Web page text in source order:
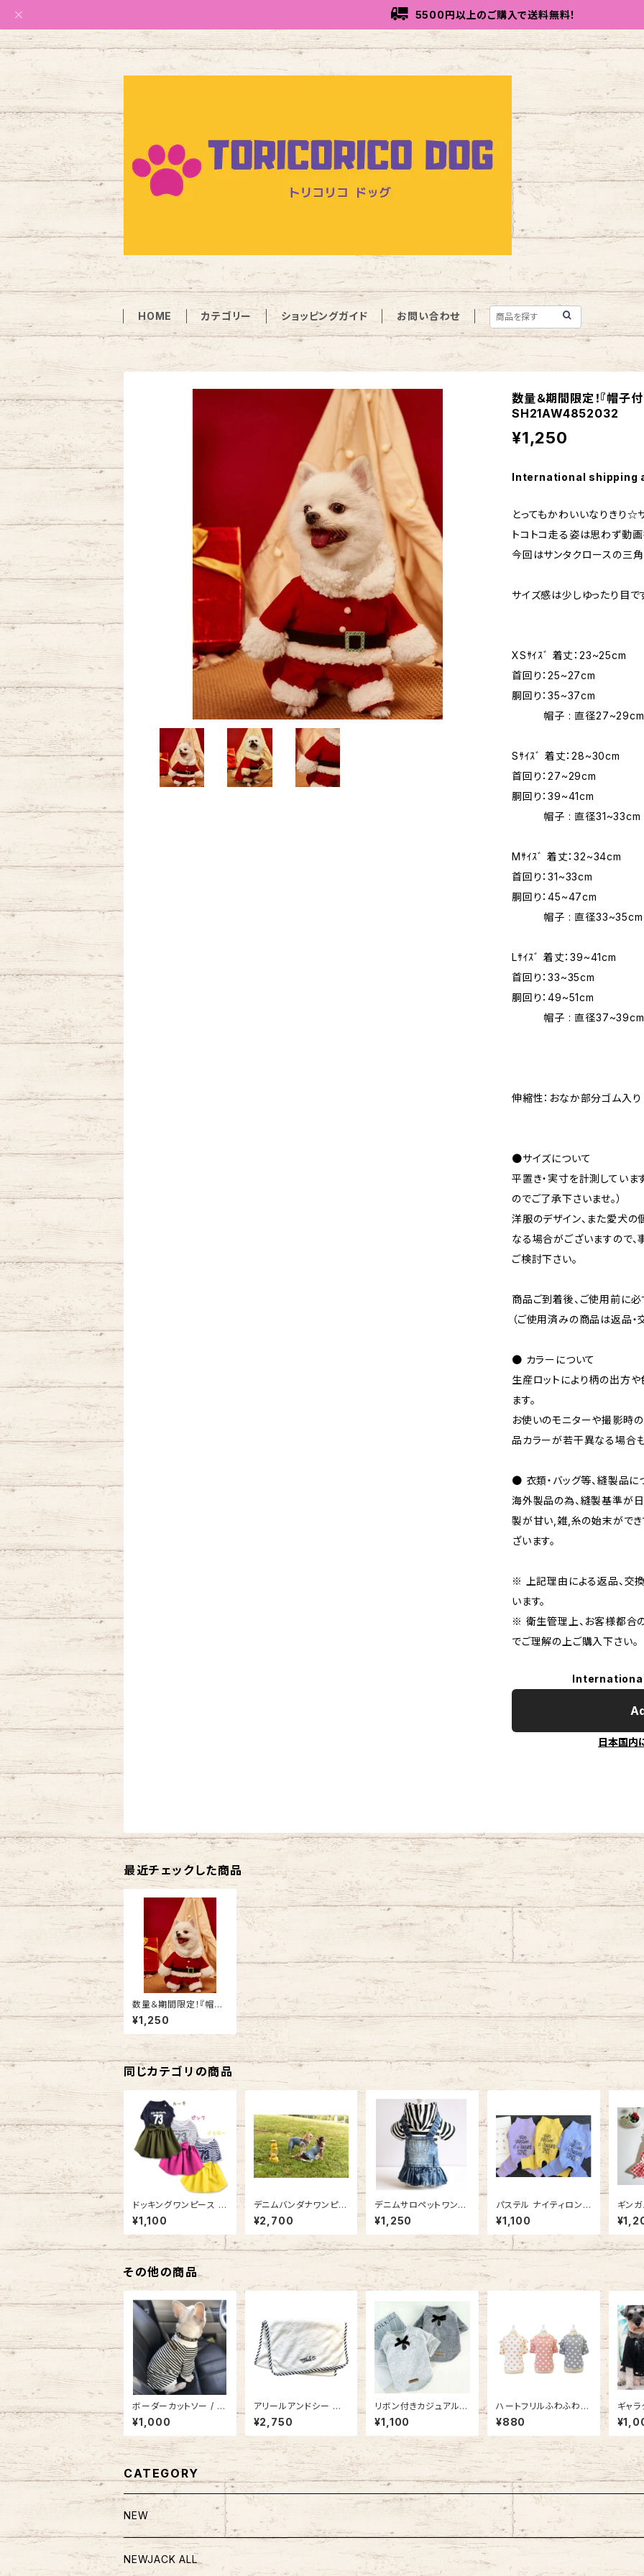
5500円以上のご購入で送料無料！
HOME カテゴリー ショッピングガイド お問い合わせ
数量＆期間限定！『帽子
SH21AW4852032
¥1,250
International shipping
とってもかわいいなりきり☆
トコトコ走る姿は思わず動
今回はサンタクロースの三
サイズ感は少しゆったり目で
XSｻｲｽﾞ 着丈：23~25cm
首回り：25~27cm
胴回り：35~37cm
帽子 : 直径27~29cm
Sｻｲｽﾞ 着丈：28~30cm
首回り：27~29cm
胴回り：39~41cm
帽子 : 直径31~33cm
Mｻｲｽﾞ 着丈：32~34cm
首回り：31~33cm
胴回り：45~47cm
帽子 : 直径33~35cm
Lｻｲｽﾞ 着丈：39~41cm
首回り：33~35cm
胴回り：49~51cm
帽子 : 直径37~39cm
伸縮性：おなか部分ゴム入り
●サイズについて
平置き・実寸を計測していま
のでご了承下さいませ。）
洋服のデザイン、また愛犬
なる場合がございますので、
ご検討下さい。
商品ご到着後、ご使用前に
（ご使用済みの商品は返品・
● カラーについて
生産ロットにより柄の出方
ます。
お使いのモニターや撮影時
品カラーが若干異なる場合も
● 衣類・バッグ等、縫製品に
海外製品の為、縫製基準が
製が甘い,雑,糸の始末がで
ざいます。
※ 上記理由による返品、交
います。
※ 衛生管理上、お客様都合
でご理解の上ご購入下さい。
日本国内
最近チェックした商品
数量＆期間限定！『帽子
付き』Xmasサンタコス
チューム SH21AW485
2032
¥1,250
同じカテゴリの商品
ドッキングワンピース N
B20AW1404010
¥1,100
デニムバンダナワンピー
ス BR20AW144588
¥2,700
デニムサロペットワンピ
ース / NB20AW8475
328
¥1,250
パステル ナイティロンパ
ース NB20AW52011
¥1,100
ギン
ース
97
その他の商品
ボーダーカットソー / N
B21SS8891903
¥1,000
アリールアンドシー マ
イクロファイバークイッ
クドライミニバスタオル
AC21SS4571451681
026
¥2,750
リボン付きカジュアルト
レーナー NB20AW139
01151
¥1,100
ハートフリルふわふわト
ップス / NB21SS1396
9742
¥880
ギャ
CATEGORY
NEW
NEWJACK ALL